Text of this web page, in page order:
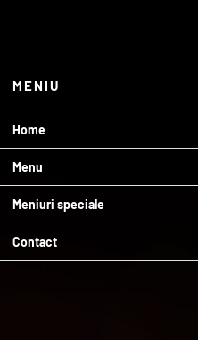
MENIU
Home
Menu
Meniuri speciale
Contact